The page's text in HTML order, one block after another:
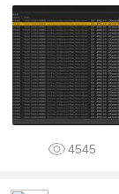
4545